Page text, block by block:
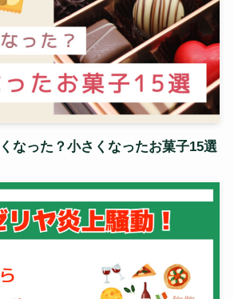
なった？小さくなったお菓子15選